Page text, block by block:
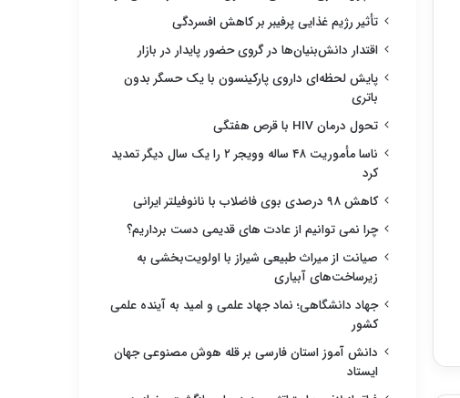
تأثیر رژیم غذایی پرفیبر بر کاهش افسردگی
اقتدار دانش‌بنیان‌ها در گروی حضور پایدار در بازار
پایش لحظه‌ای داروی پارکینسون با یک حسگر بدون
باتری
تحول درمان HIV با قرص هفتگی
ناسا مأموریت ۴۸ ساله وویجر ۲ را یک سال دیگر تمدید
کرد
کاهش ۹۸ درصدی بوی فاضلاب با نانوفیلتر ایرانی
چرا نمی توانیم از عادت های قدیمی دست برداریم؟
صیانت از میراث طبیعی شیراز با اولویت‌بخشی به
زیرساخت‌های آبیاری
جهاد دانشگاهی؛ نماد جهاد علمی و امید به آینده علمی
کشور
دانش آموز استان فارسی بر قله هوش مصنوعی جهان
ایستاد